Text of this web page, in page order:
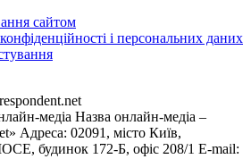
сайтом
і персональних даних
медіа Назва онлайн-медіа –
Адреса: 02091, місто Київ,
будинок 172-Б, офіс 208/1 E-mail: